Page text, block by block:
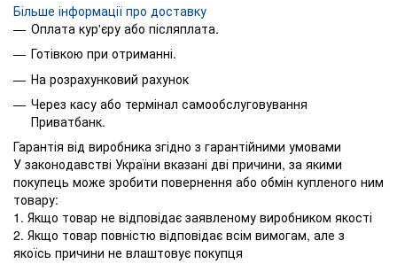
Більше інформації про доставку
Оплата кур'єру або післяплата.
Готівкою при отриманні.
На розрахунковий рахунок
Через касу або термінал самообслуговування
Приватбанк.
Гарантія від виробника згідно з гарантійними умовами
У законодавстві України вказані дві причини, за якими
покупець може зробити повернення або обмін купленого ним
товару:
1. Якщо товар не відповідає заявленому виробником якості
2. Якщо товар повністю відповідає всім вимогам, але з
якоїсь причини не влаштовує покупця